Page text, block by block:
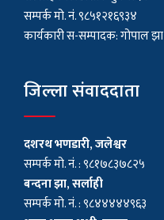
सम्पर्क मो. नं. ९८५१२१६९३४
कार्यकारी स-सम्पादक: गोपाल झा
जिल्ला संवाददाता
दशरथ भणडारी, जलेश्वर
सम्पर्क मो. नं. : ९८१७८३७८२५
बन्दना झा, सर्लाही
सम्पर्क मो. नं. : ९८४४४४४९६३